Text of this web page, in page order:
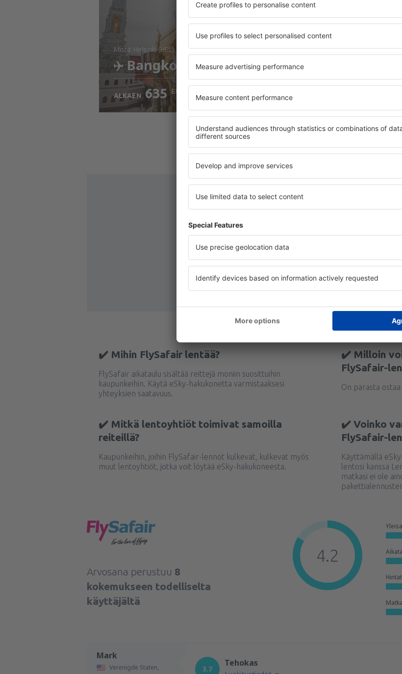
mistä: Helsinki (HEL)
Bangkok
ALKAEN 635 EUR
13 tarjoustato
Helsinki
ALKAEN
Näytä muita tarjouksia
✔️ Mihin FlySafair lentää?
FlySafair aikataulu sisältää reittejä moniin suosittuihin
kaupunkeihin. Käytä eSky-hakukonetta varmistaaksesi
yhteyksien saatavuus.
✔️ Milloin
FlySafair-
On parasta
✔️ Mitkä lentoyhtiöt toimivat samoilla
reiteillä?
Kaupunkeihin, joihin FlySafair-lennot kulkevat, kulkevat myös
muut lentoyhtiöt, jotka voit löytää eSky-hakukoneesta.
✔️ Voinko
FlySafair-
Käyttämällä
lentosi kanssa
matkasi ei ole
Arvosana perustuu 8
kokemukseen todelliselta
käyttäjältä
4.2
Mark
Verenigde Staten,
3.7
Tehokas